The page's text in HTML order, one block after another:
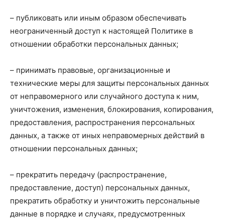
– публиковать или иным образом обеспечивать
неограниченный доступ к настоящей Политике в
отношении обработки персональных данных;
– принимать правовые, организационные и
технические меры для защиты персональных данных
от неправомерного или случайного доступа к ним,
уничтожения, изменения, блокирования, копирования,
предоставления, распространения персональных
данных, а также от иных неправомерных действий в
отношении персональных данных;
– прекратить передачу (распространение,
предоставление, доступ) персональных данных,
прекратить обработку и уничтожить персональные
данные в порядке и случаях, предусмотренных